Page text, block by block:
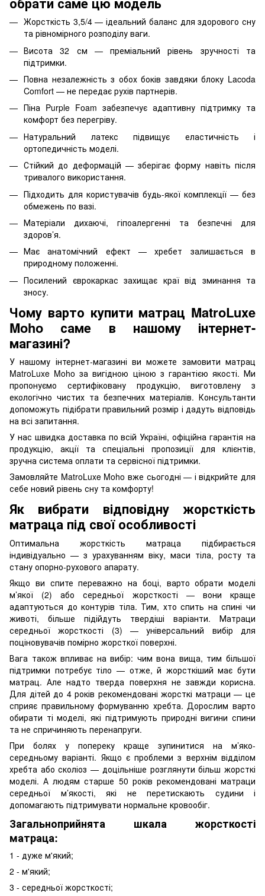
Жорсткість 3,5/4 — ідеальний баланс для здорового сну
та рівномірного розподілу ваги.
Висота 32 см — преміальний рівень зручності та
підтримки.
Повна незалежність з обох боків завдяки блоку Lacoda
Comfort — не передає рухів партнерів.
Піна Purple Foam забезпечує адаптивну підтримку та
комфорт без перегріву.
Натуральний латекс підвищує еластичність і
ортопедичність моделі.
Стійкий до деформацій — зберігає форму навіть після
тривалого використання.
Підходить для користувачів будь-якої комплекції — без
обмежень по вазі.
Матеріали дихаючі, гіпоалергенні та безпечні для
здоров’я.
Має анатомічний ефект — хребет залишається в
природному положенні.
Посилений єврокаркас захищає краї від зминання та
зносу.
Чому варто купити матрац MatroLuxe
Moho саме в нашому інтернет-
магазині?
У нашому інтернет-магазині ви можете замовити матрац
MatroLuxe Moho за вигідною ціною з гарантією якості. Ми
пропонуємо сертифіковану продукцію, виготовлену з
екологічно чистих та безпечних матеріалів. Консультанти
допоможуть підібрати правильний розмір і дадуть відповідь
на всі запитання.
У нас швидка доставка по всій Україні, офіційна гарантія на
продукцію, акції та спеціальні пропозиції для клієнтів,
зручна система оплати та сервісної підтримки.
Замовляйте MatroLuxe Moho вже сьогодні — і відкрийте для
себе новий рівень сну та комфорту!
Як вибрати відповідну жорсткість
матраца під свої особливості
Оптимальна жорсткість матраца підбирається
індивідуально — з урахуванням віку, маси тіла, росту та
стану опорно-рухового апарату.
Якщо ви спите переважно на боці, варто обрати моделі
м’якої (2) або середньої жорсткості — вони краще
адаптуються до контурів тіла. Тим, хто спить на спині чи
животі, більше підійдуть твердіші варіанти. Матраци
середньої жорсткості (3) — універсальний вибір для
поціновувачів помірно жорсткої поверхні.
Вага також впливає на вибір: чим вона вища, тим більшої
підтримки потребує тіло — отже, й жорсткіший має бути
матрац. Але надто тверда поверхня не завжди корисна.
Для дітей до 4 років рекомендовані жорсткі матраци — це
сприяє правильному формуванню хребта. Дорослим варто
обирати ті моделі, які підтримують природні вигини спини
та не спричиняють перенапруги.
При болях у попереку краще зупинитися на м’яко-
середньому варіанті. Якщо є проблеми з верхнім відділом
хребта або сколіоз — доцільніше розглянути більш жорсткі
моделі. А людям старше 50 років рекомендовані матраци
середньої м’якості, які не перетискають судини і
допомагають підтримувати нормальне кровообіг.
Загальноприйнята шкала жорсткості
матраца:
1 - дуже м'який;
2 - м'який;
3 - середньої жорсткості;